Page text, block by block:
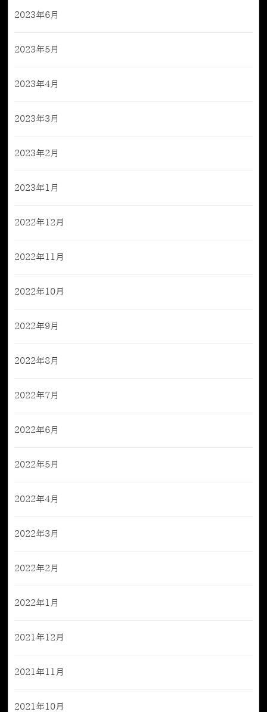
2023年6月
2023年5月
2023年4月
2023年3月
2023年2月
2023年1月
2022年12月
2022年11月
2022年10月
2022年9月
2022年8月
2022年7月
2022年6月
2022年5月
2022年4月
2022年3月
2022年2月
2022年1月
2021年12月
2021年11月
2021年10月